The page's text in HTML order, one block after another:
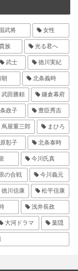
武将 女性
族 光る君へ
武士 徳川実紀
北条義時
武田勝頼 鎌倉幕府
政子 豊臣秀吉
蔦屋重三郎 まひろ
彰子 北条泰時
今川氏真
の合戦 今川義元
徳川信康 松平信康
浅井長政
大河ドラマ 葉隠